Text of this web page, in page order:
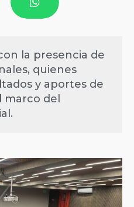
la presencia de
quienes
y aportes de
marco del